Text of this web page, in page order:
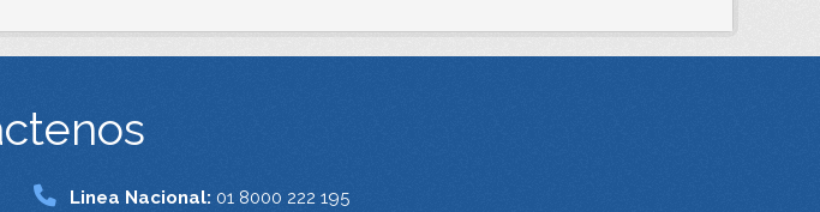
Linea Nacional: 01 8000 222 195